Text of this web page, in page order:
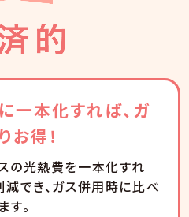
一本化すれば、ガ
お得！
の光熱費を一本化すれ
でき、ガス併用時に比べ
。